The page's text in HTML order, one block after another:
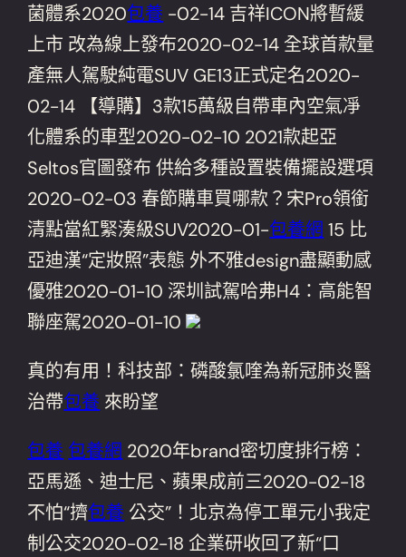
菌體系2020包養 -02-14 吉祥ICON將暫緩
上市 改為線上發布2020-02-14 全球首款量
產無人駕駛純電SUV GE13正式定名2020-
02-14 ​【導購】3款15萬級自帶車內空氣凈
化體系的車型2020-02-10 2021款起亞
Seltos官圖發布 供給多種設置裝備擺設選項
2020-02-03 春節購車買哪款？宋Pro領銜
清點當紅緊湊級SUV2020-01-包養網 15 比
亞迪漢“定妝照”表態 外不雅design盡顯動感
優雅2020-01-10 深圳試駕哈弗H4：高能智
聯座駕2020-01-10
真的有用！科技部：磷酸氯喹為新冠肺炎醫
治帶包養 來盼望
包養 包養網 2020年brand密切度排行榜：
亞馬遜、迪士尼、蘋果成前三2020-02-18
不怕“擠包養 公交”！北京為停工單元小我定
制公交2020-02-18 企業研收回了新“口